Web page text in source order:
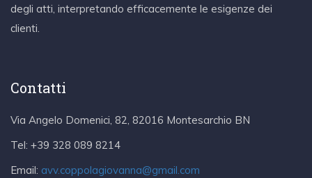
degli atti, interpretando efficacemente le esigenze dei
clienti.
Contatti
Via Angelo Domenici, 82, 82016 Montesarchio BN
Tel: +39 328 089 8214
Email: avv.coppolagiovanna@gmail.com